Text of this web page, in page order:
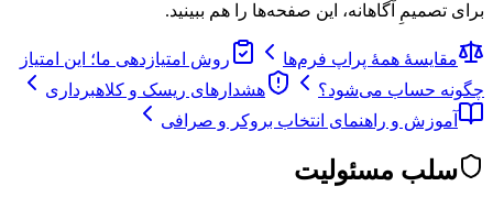
برای تصمیمِ آگاهانه، این صفحه‌ها را هم ببینید.
مقایسهٔ همهٔ پراپ فرم‌ها
روش امتیازدهی ما؛ این امتیاز
چگونه حساب می‌شود؟
هشدارهای ریسک و کلاهبرداری
آموزش و راهنمای انتخاب بروکر و صرافی
سلب مسئولیت